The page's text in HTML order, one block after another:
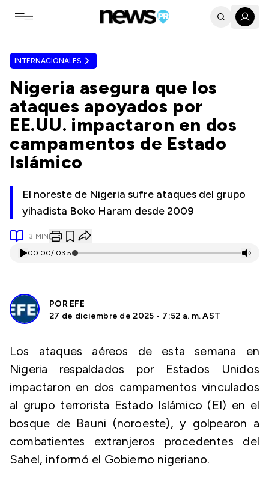
Toggle navigation menu
INTERNACIONALES
Nigeria asegura que los
ataques apoyados por
EE.UU. impactaron en dos
campamentos de Estado
Islámico
El noreste de Nigeria sufre ataques del grupo
yihadista Boko Haram desde 2009
3 MIN
00:00/ 03:57
POR EFE
27 de diciembre de 2025 • 7:52 a. m. AST
Los ataques aéreos de esta semana en
Nigeria respaldados por Estados Unidos
impactaron en dos campamentos vinculados
al grupo terrorista Estado Islámico (EI) en el
bosque de Bauni (noroeste), y golpearon a
combatientes extranjeros procedentes del
Sahel, informó el Gobierno nigeriano.